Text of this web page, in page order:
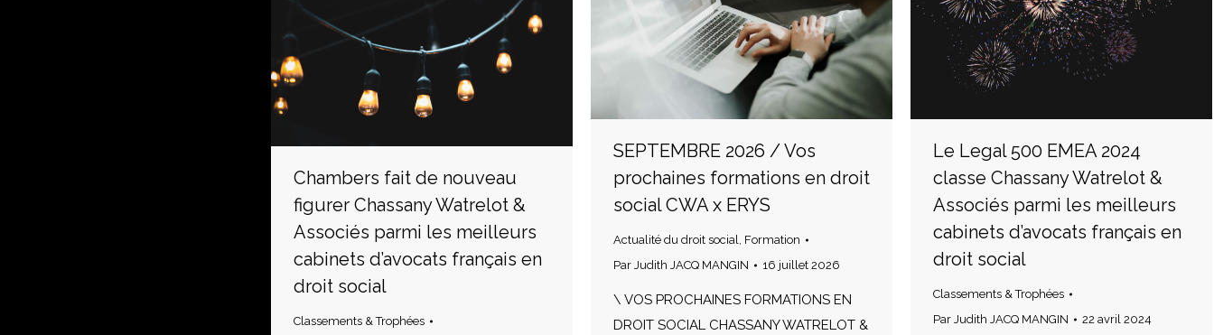
SEPTEMBRE 2026 / Vos
prochaines formations en droit
social CWA x ERYS
Actualité du droit social
Formation
Par Judith JACQ MANGIN 16 juillet 2026
\ VOS PROCHAINES FORMATIONS EN
DROIT SOCIAL CHASSANY WATRELOT &
Le Legal 500 EMEA 2024
classe Chassany Watrelot &
Associés parmi les meilleurs
cabinets d’avocats français en
droit social
Classements & Trophées
Par Judith JACQ MANGIN 22 avril 2024
Chambers fait de nouveau
figurer Chassany Watrelot &
Associés parmi les meilleurs
cabinets d’avocats français en
droit social
Classements & Trophées